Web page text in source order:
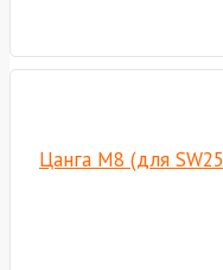
Цанга М8 (для